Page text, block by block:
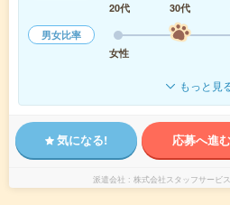
20代
30代
男女比率
女性
もっと見
気になる! 応募へ進む
派遣会社 株式会社スタッフサービ